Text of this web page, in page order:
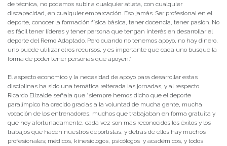
de técnica, no podemos subir a cualquier atleta, con cualquier
discapacidad, en cualquier embarcación. Eso jamás. Ser profesional en el
deporte, conocer la formación física básica, tener docencia, tener pasión. No
es fácil tener líderes y tener persona que tengan interés en desarrollar el
deporte del Remo Adaptado. Pero cuando no tenemos apoyo, no hay dinero,
uno puede utilizar otros recursos, y es importante que cada uno busque la
forma de poder tener personas que apoyen.”
El aspecto económico y la necesidad de apoyo para desarrollar estas
disciplinas ha sido una temática reiterada las jornadas, y al respecto
Ricardo Elizalde señala que “siempre hemos dicho que el deporte
paralímpico ha crecido gracias a la voluntad de mucha gente, mucha
vocación de los entrenadores, muchos que trabajaban en forma gratuita y
que hoy afortunadamente, cada vez son más reconocidos los éxitos y los
trabajos que hacen nuestros deportistas, y detrás de ellos hay muchos
profesionales; médicos, kinesiólogos, psicólogos y académicos, y todos